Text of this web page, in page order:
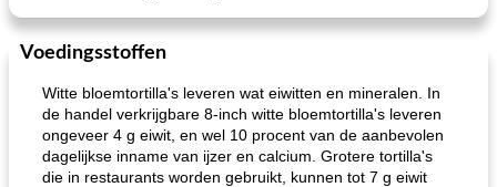
Voedingsstoffen
Witte bloemtortilla's leveren wat eiwitten en mineralen. In
de handel verkrijgbare 8-inch witte bloemtortilla's leveren
ongeveer 4 g eiwit, en wel 10 procent van de aanbevolen
dagelijkse inname van ijzer en calcium. Grotere tortilla's
die in restaurants worden gebruikt, kunnen tot 7 g eiwit